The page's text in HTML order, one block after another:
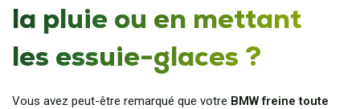
la pluie ou en mettant
les essuie-glaces ?
Vous avez peut-être remarqué que votre BMW freine toute